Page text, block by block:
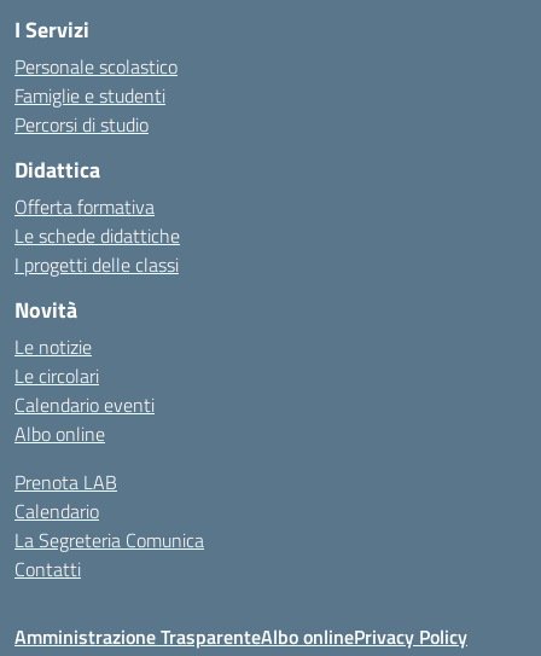
I Servizi
Personale scolastico
Famiglie e studenti
Percorsi di studio
Didattica
Offerta formativa
Le schede didattiche
I progetti delle classi
Novità
Le notizie
Le circolari
Calendario eventi
Albo online
Prenota LAB
Calendario
La Segreteria Comunica
Contatti
Amministrazione TrasparenteAlbo onlinePrivacy Policy